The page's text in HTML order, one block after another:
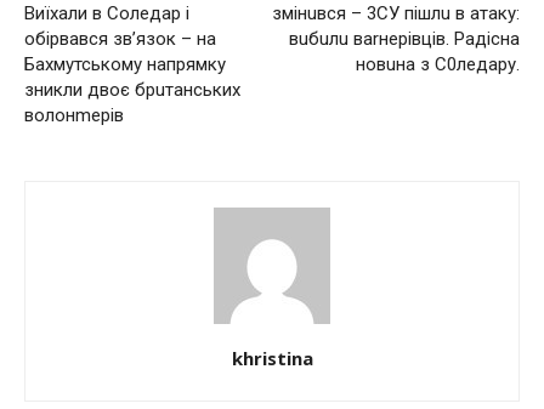
Виїхали в Соледар і
обірвався зв’язок – на
Бахмутському напрямку
зникли двоє брuтанських
волонmерів
змінuвся – 3СУ пішлu в атаку:
вuбuлu ваrнеpівців. Радісна
новuна з С0ледару.
khristina